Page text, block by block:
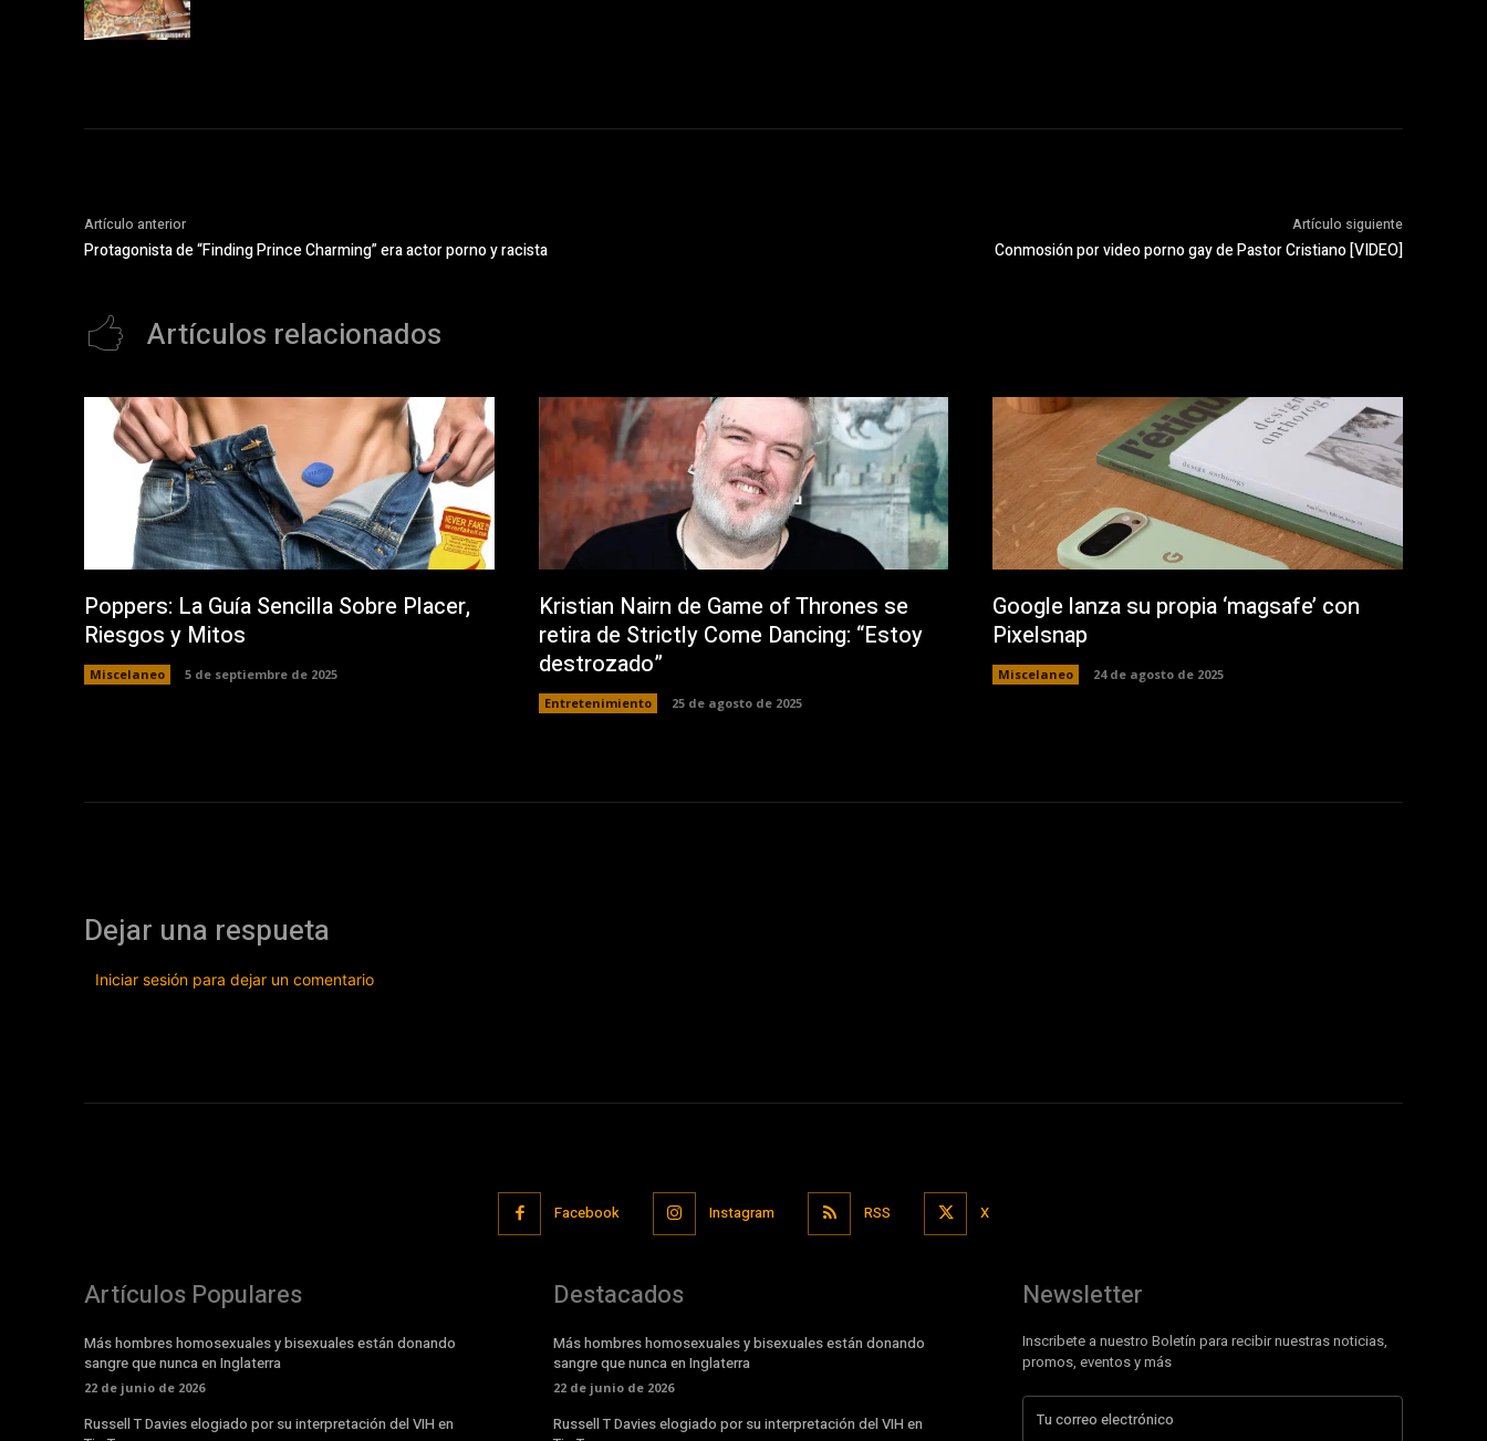
Artículo anterior
Protagonista de “Finding Prince Charming” era actor porno y racista
Artículo siguiente
Conmosión por video porno gay de Pastor Cristiano [VIDEO]
Artículos relacionados
Poppers: La Guía Sencilla Sobre Placer,
Riesgos y Mitos
Miscelaneo 5 de septiembre de 2025
Kristian Nairn de Game of Thrones se
retira de Strictly Come Dancing: “Estoy
destrozado”
Entretenimiento 25 de agosto de 2025
Google lanza su propia ‘magsafe’ con
Pixelsnap
Miscelaneo 24 de agosto de 2025
Dejar una respueta
Iniciar sesión para dejar un comentario
Facebook Instagram RSS X
Artículos Populares
Más hombres homosexuales y bisexuales están donando
sangre que nunca en Inglaterra
22 de junio de 2026
Russell T Davies elogiado por su interpretación del VIH en
Destacados
Más hombres homosexuales y bisexuales están donando
sangre que nunca en Inglaterra
22 de junio de 2026
Russell T Davies elogiado por su interpretación del VIH en
Newsletter
Inscribete a nuestro Boletín para recibir nuestras noticias,
promos, eventos y más